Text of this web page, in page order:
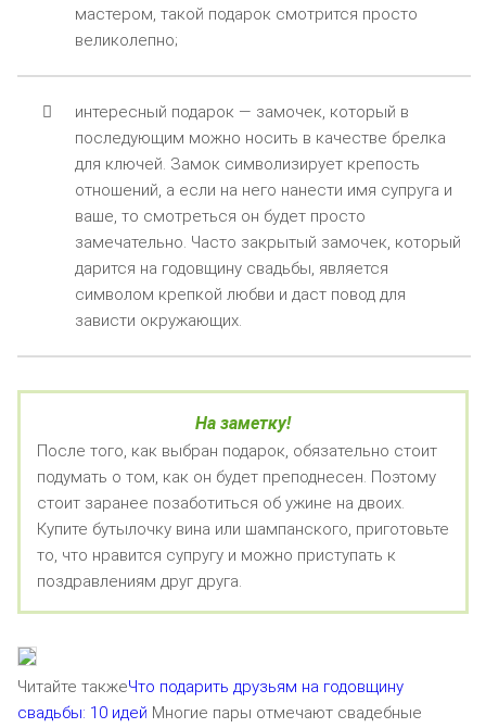
мастером, такой подарок смотрится просто
великолепно;
интересный подарок — замочек, который в
последующим можно носить в качестве брелка
для ключей. Замок символизирует крепость
отношений, а если на него нанести имя супруга и
ваше, то смотреться он будет просто
замечательно. Часто закрытый замочек, который
дарится на годовщину свадьбы, является
символом крепкой любви и даст повод для
зависти окружающих.
На заметку!
После того, как выбран подарок, обязательно стоит
подумать о том, как он будет преподнесен. Поэтому
стоит заранее позаботиться об ужине на двоих.
Купите бутылочку вина или шампанского, приготовьте
то, что нравится супругу и можно приступать к
поздравлениям друг друга.
Читайте такжеЧто подарить друзьям на годовщину
свадьбы: 10 идей Многие пары отмечают свадебные